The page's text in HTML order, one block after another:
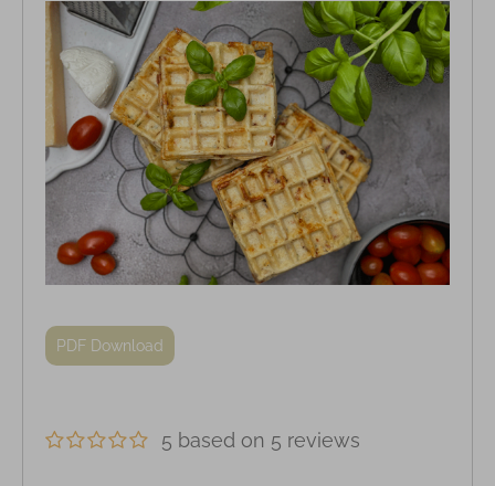
PDF Download
5 based on 5 reviews